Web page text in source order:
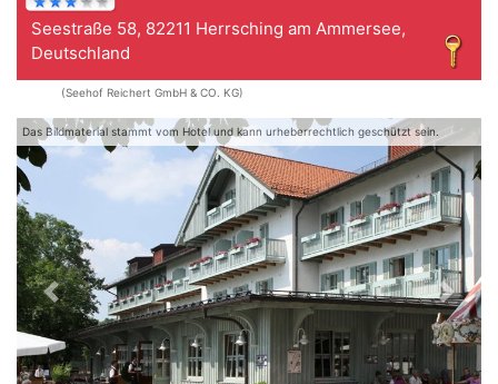
Seestraße 58, 82211 Herrsching am Ammersee,
Deutschland
(Seehof Reichert GmbH & CO. KG)
Das Bildmaterial stammt vom Hotel und kann urheberrechtlich geschützt sein.
Zurück